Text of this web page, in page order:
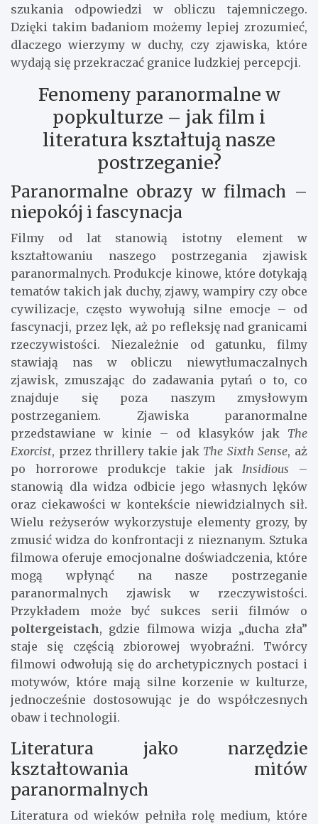
szukania odpowiedzi w obliczu tajemniczego.
Dzięki takim badaniom możemy lepiej zrozumieć,
dlaczego wierzymy w duchy, czy zjawiska, które
wydają się przekraczać granice ludzkiej percepcji.
Fenomeny paranormalne w
popkulturze – jak film i
literatura kształtują nasze
postrzeganie?
Paranormalne obrazy w filmach –
niepokój i fascynacja
Filmy od lat stanowią istotny element w
kształtowaniu naszego postrzegania zjawisk
paranormalnych. Produkcje kinowe, które dotykają
tematów takich jak duchy, zjawy, wampiry czy obce
cywilizacje, często wywołują silne emocje – od
fascynacji, przez lęk, aż po refleksję nad granicami
rzeczywistości. Niezależnie od gatunku, filmy
stawiają nas w obliczu niewytłumaczalnych
zjawisk, zmuszając do zadawania pytań o to, co
znajduje się poza naszym zmysłowym
postrzeganiem. Zjawiska paranormalne
przedstawiane w kinie – od klasyków jak The
Exorcist, przez thrillery takie jak The Sixth Sense, aż
po horrorowe produkcje takie jakInsidious –
stanowią dla widza odbicie jego własnych lęków
oraz ciekawości w kontekście niewidzialnych sił.
Wielu reżyserów wykorzystuje elementy grozy, by
zmusić widza do konfrontacji z nieznanym. Sztuka
filmowa oferuje emocjonalne doświadczenia, które
mogą wpłynąć na nasze postrzeganie
paranormalnych zjawisk w rzeczywistości.
Przykładem może być sukces serii filmów o
poltergeistach, gdzie filmowa wizja „ducha zła”
staje się częścią zbiorowej wyobraźni. Twórcy
filmowi odwołują się do archetypicznych postaci i
motywów, które mają silne korzenie w kulturze,
jednocześnie dostosowując je do współczesnych
obaw i technologii.
Literatura jako narzędzie
kształtowania mitów
paranormalnych
Literatura od wieków pełniła rolę medium, które